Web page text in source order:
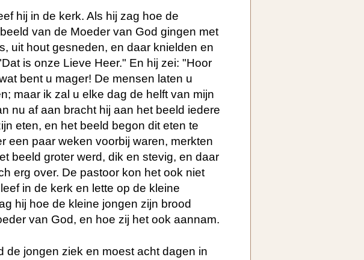
hij in de kerk. Als hij zag hoe de
van de Moeder van God gingen met
uit hout gesneden, en daar knielden en
is onze Lieve Heer." En hij zei: "Hoor
bent u mager! De mensen laten u
maar ik zal u elke dag de helft van mijn
nu af aan bracht hij aan het beeld iedere
eten, en het beeld begon dit eten te
een paar weken voorbij waren, merkten
beeld groter werd, dik en stevig, en daar
erg over. De pastoor kon het ook niet
in de kerk en lette op de kleine
hij hoe de kleine jongen zijn brood
van God, en hoe zij het ook aannam.
de jongen ziek en moest acht dagen in